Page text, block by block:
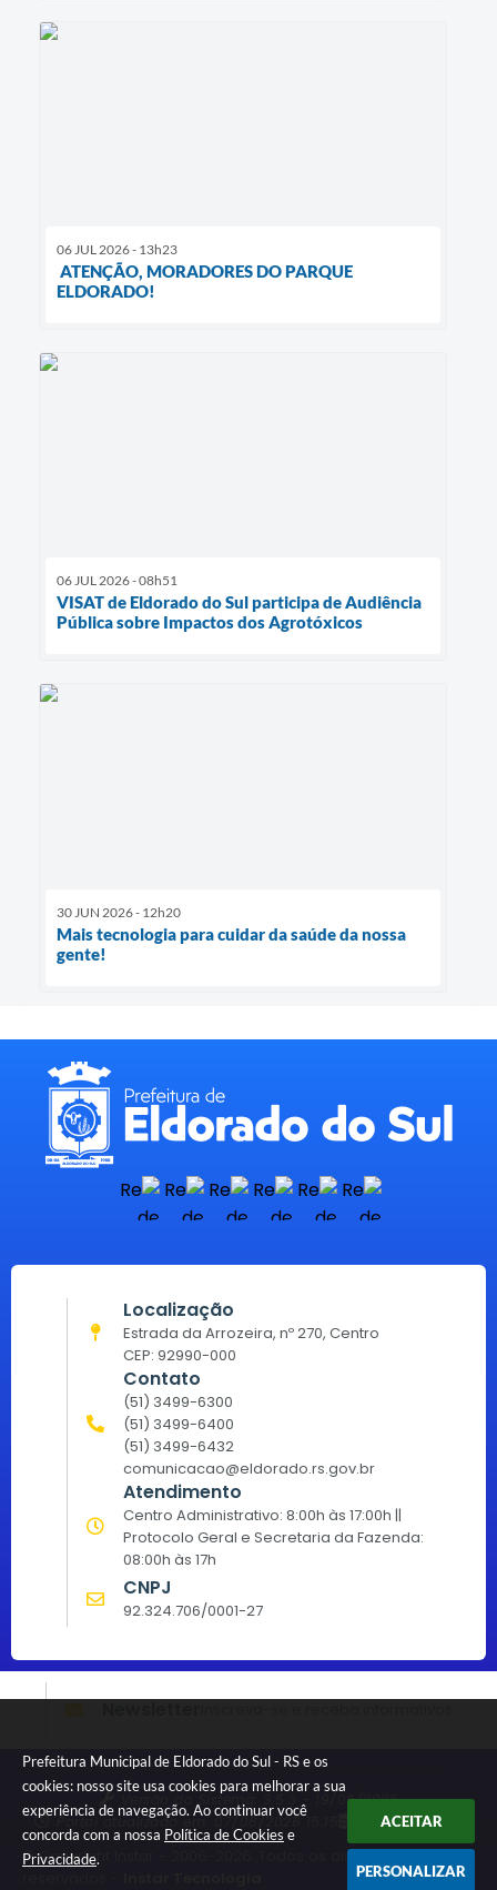
Prefeitura Municipal de Eldorado do Sul - RS e os
cookies: nosso site usa cookies para melhorar a sua
experiência de navegação. Ao continuar você
concorda com a nossa Política de Cookies e
Privacidade.
ACEITAR
PERSONALIZAR
06 JUL 2026 - 13h23
ATENÇÃO, MORADORES DO PARQUE
ELDORADO!
06 JUL 2026 - 08h51
VISAT de Eldorado do Sul participa de Audiência
Pública sobre Impactos dos Agrotóxicos
30 JUN 2026 - 12h20
Mais tecnologia para cuidar da saúde da nossa
gente!
Localização
Estrada da Arrozeira, nº 270, Centro
CEP: 92990-000
Contato
(51) 3499-6300
(51) 3499-6400
(51) 3499-6432
comunicacao@eldorado.rs.gov.br
Atendimento
Centro Administrativo: 8:00h às 17:00h ||
Protocolo Geral e Secretaria da Fazenda:
08:00h às 17h
CNPJ
92.324.706/0001-27
Versão do Sistema:
3.5.3 - 19/06/2026
Portal atualizado em: 07/08/2026 15:15 Dados Abertos
© Copyright Instar - 2006-2026. Todos os direitos